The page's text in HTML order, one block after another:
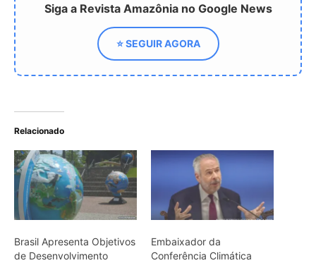
Siga a Revista Amazônia no Google News
⭐ SEGUIR AGORA
Relacionado
Brasil Apresenta Objetivos
de Desenvolvimento
Embaixador da
Conferência Climática